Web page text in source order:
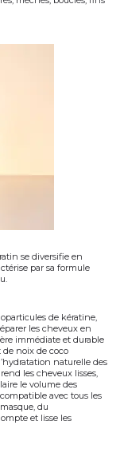
se diversifie en
par sa formule
de kératine
les cheveux en
immédiate et durable
de noix de coco
l’hydratation naturelle des
les cheveux lisses,
le volume des
avec tous les
du
et lisse les